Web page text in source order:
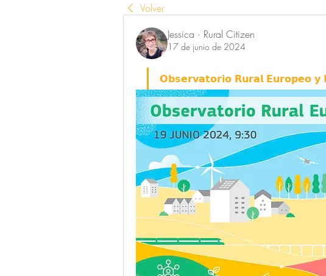
Volver
Jessica · Rural Citizen
17 de junio de 2024
𝗢𝗯𝘀𝗲𝗿𝘃𝗮𝘁𝗼𝗿𝗶𝗼 𝗥𝘂𝗿𝗮𝗹 𝗘𝘂𝗿𝗼𝗽𝗲𝗼 𝘆